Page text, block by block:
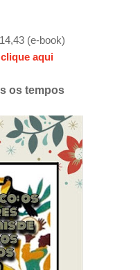
(e-book)
clique aqui
os tempos